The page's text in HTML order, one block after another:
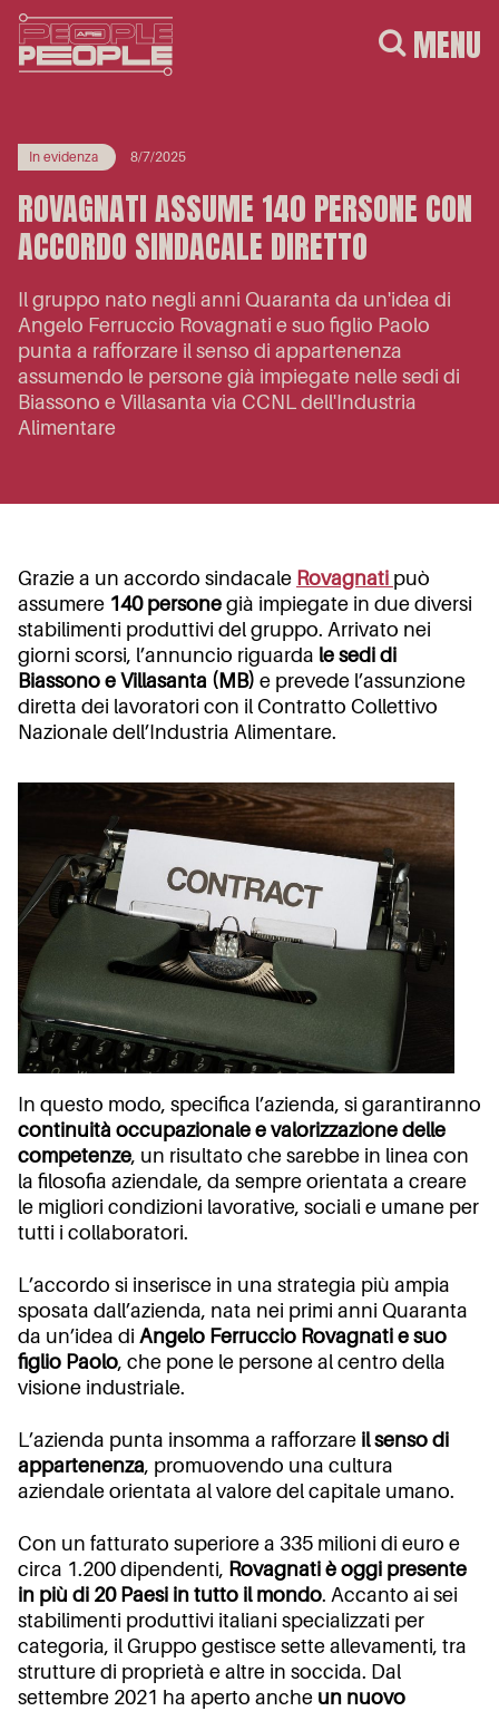
MENU
In evidenza 8/7/2025
ROVAGNATI ASSUME 140 PERSONE CON
ACCORDO SINDACALE DIRETTO
Il gruppo nato negli anni Quaranta da un'idea di
Angelo Ferruccio Rovagnati e suo figlio Paolo
punta a rafforzare il senso di appartenenza
assumendo le persone già impiegate nelle sedi di
Biassono e Villasanta via CCNL dell'Industria
Alimentare
Grazie a un accordo sindacale Rovagnati può
assumere 140 persone già impiegate in due diversi
stabilimenti produttivi del gruppo. Arrivato nei
giorni scorsi, l’annuncio riguarda le sedi di
Biassono e Villasanta (MB) e prevede l’assunzione
diretta dei lavoratori con il Contratto Collettivo
Nazionale dell’Industria Alimentare.
In questo modo, specifica l’azienda, si garantiranno
continuità occupazionale e valorizzazione delle
competenze, un risultato che sarebbe in linea con
la filosofia aziendale, da sempre orientata a creare
le migliori condizioni lavorative, sociali e umane per
tutti i collaboratori.
L’accordo si inserisce in una strategia più ampia
sposata dall’azienda, nata nei primi anni Quaranta
da un’idea di Angelo Ferruccio Rovagnati e suo
figlio Paolo, che pone le persone al centro della
visione industriale.
L’azienda punta insomma a rafforzare il senso di
appartenenza, promuovendo una cultura
aziendale orientata al valore del capitale umano.
Con un fatturato superiore a 335 milioni di euro e
circa 1.200 dipendenti, Rovagnati è oggi presente
in più di 20 Paesi in tutto il mondo. Accanto ai sei
stabilimenti produttivi italiani specializzati per
categoria, il Gruppo gestisce sette allevamenti, tra
strutture di proprietà e altre in soccida. Dal
settembre 2021 ha aperto anche un nuovo